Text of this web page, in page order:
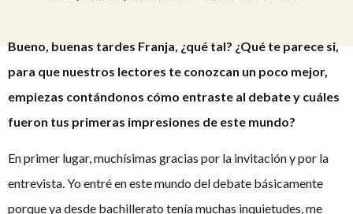
Bueno, buenas tardes Franja, ¿qué tal? ¿Qué te parece si,
para que nuestros lectores te conozcan un poco mejor,
empiezas contándonos cómo entraste al debate y cuáles
fueron tus primeras impresiones de este mundo?
En primer lugar, muchísimas gracias por la invitación y por la
entrevista. Yo entré en este mundo del debate básicamente
porque ya desde bachillerato tenía muchas inquietudes, me